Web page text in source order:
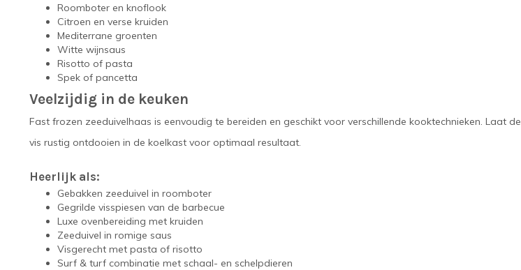
Roomboter en knoflook
Citroen en verse kruiden
Mediterrane groenten
Witte wijnsaus
Risotto of pasta
Spek of pancetta
Veelzijdig in de keuken
Fast frozen zeeduivelhaas is eenvoudig te bereiden en geschikt voor verschillende kooktechnieken. Laat de
vis rustig ontdooien in de koelkast voor optimaal resultaat.
Heerlijk als:
Gebakken zeeduivel in roomboter
Gegrilde visspiesen van de barbecue
Luxe ovenbereiding met kruiden
Zeeduivel in romige saus
Visgerecht met pasta of risotto
Surf & turf combinatie met schaal- en schelpdieren